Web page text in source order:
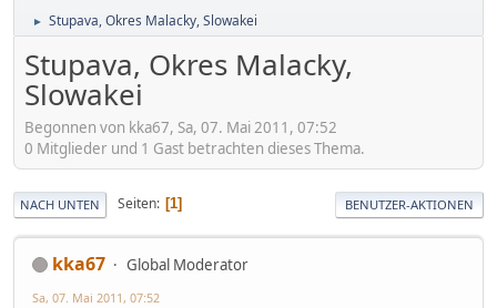
► Stupava, Okres Malacky, Slowakei
Stupava, Okres Malacky,
Slowakei
Begonnen von kka67, Sa, 07. Mai 2011, 07:52
0 Mitglieder und 1 Gast betrachten dieses Thema.
NACH UNTEN Seiten 1 BENUTZER-AKTIONEN
kka67 Global Moderator
Sa, 07. Mai 2011, 07:52